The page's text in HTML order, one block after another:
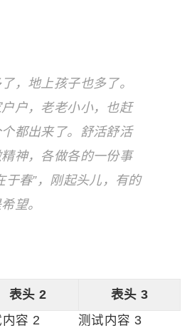
，地上孩子也多了。
户，老老小小，也赶
都出来了。舒活舒活
神，各做各的一份事
于春”，刚起头儿，有的
望。
表头 2
表头 3
内容 2
测试内容 3